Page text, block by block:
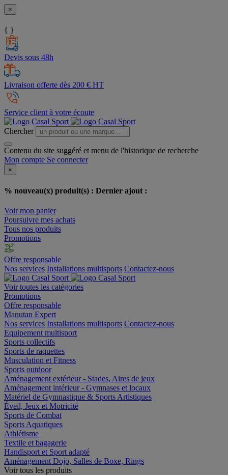
×
{ }
Devis sous 48h
Livraison offerte dès 200 € HT
Service client à votre écoute
Chercher
Contenu du site suggéré et menu de l'historique de recherche
Mon compte Se connecter
×
% nouveau(x) produit(s) : Dernier ajout :
Voir mon panier
Poursuivre mes achats
Tous nos produits
Promotions
Offre responsable
Nos services Installations multisports Contactez-nous
Voir toutes les catégories
Promotions
Offre responsable
Manutan Expert
Nos services Installations multisports Contactez-nous
Equipement multisport
Sports collectifs
Sports de raquettes
Musculation et Fitness
Sports outdoor
Aménagement extérieur - Stades, Aires de jeux
Aménagement intérieur - Gymnases et locaux
Matériel de Gymnastique & Sports Artistiques
Éveil, Jeux et Motricité
Sports de Combat
Sports Aquatiques
Athlétisme
Textile et bagagerie
Handisport et Sport adapté
Aménagement Dojo, Salles de Boxe, Rings
Voir tous les produits